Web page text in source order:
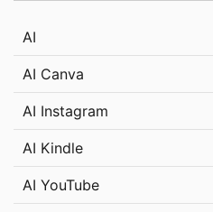
AI
AI Canva
AI Instagram
AI Kindle
AI YouTube